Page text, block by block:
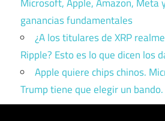
ganancias fundamentales
¿A los titulares de XRP
Ripple? Esto es lo que dicen los
Apple quiere chips chinos.
Trump tiene que elegir un bando.